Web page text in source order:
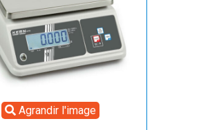
Agrandir l'image